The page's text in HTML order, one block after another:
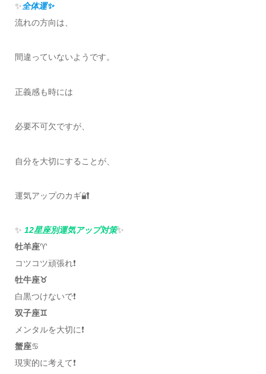
✨全体運✨
流れの方向は、
間違っていないようです。
正義感も時には
必要不可欠ですが、
自分を大切にすることが、
運気アップのカギ🔐
✨ 12星座別運気アップ対策✨
牡羊座♈️
コツコツ頑張れ❗️
牡牛座♉️
白黒つけないで❗️
双子座♊️
メンタルを大切に❗️
蟹座♋️
現実的に考えて❗️